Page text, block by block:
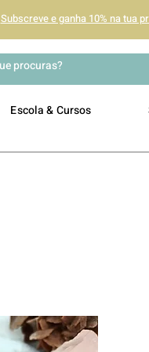
Subscreve e ganha 10% na tua
Escola & Cursos